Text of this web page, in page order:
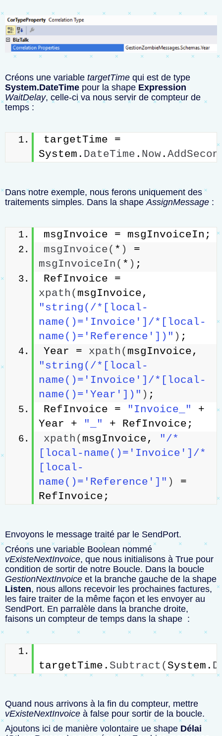
Créons une variable targetTime qui est de type
System.DateTime pour la shape Expression
WaitDelay, celle-ci va nous servir de compteur de
temps :
targetTime =
System. DateTime . Now .
Dans notre exemple, nous ferons uniquement des
traitements simples. Dans la shape AssignMessage :
msgInvoice = msgInvoiceIn;
msgInvoice( * )
msgInvoiceIn ( * ) ;
xpath (
"string(/*[local-
name()='Invoice']/*[local-
name()='Reference'])" ) ;
Year = xpath (
"string(/*[local-
name()='Invoice']/*[local-
name()='Year'])" ) ;
RefInvoice =
"Invoice_"
+
Year +
"_"
+ RefInvoice;
xpath ( msgInvoice,
"/*
[local-name()='Invoice']/*
[local-
name()='Reference']" )
=
RefInvoice;
Envoyons le message traité par le SendPort.
Créons une variable Boolean nommé
vExisteNextInvoice, que nous initialisons à True pour
condition de sortir de notre Boucle. Dans la boucle
GestionNextInvoice et la branche gauche de la shape
Listen, nous allons recevoir les prochaines factures,
les faire traiter de la même façon et les envoyer au
SendPort. En parralèle dans la branche droite,
faisons un compteur de temps dans la shape :
targetTime. Subtract ( System.
Quand nous arrivons à la fin du compteur, mettre
vExisteNextInvoice à false pour sortir de la boucle.
Ajoutons ici de manière volontaire ue shape Délai